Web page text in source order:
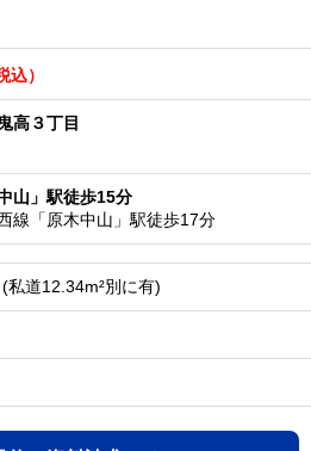
込）
高３丁目
山」駅徒歩15分
線「原木中山」駅徒歩17分
私道12.34m²別に有)